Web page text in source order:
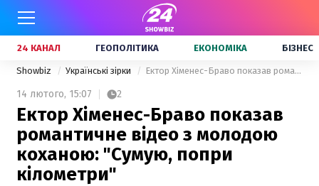
24 КАНАЛ ГЕОПОЛІТИКА ЕКОНОМІКА БІЗНЕС
Showbiz Українські зірки Ектор Хіменес-Браво показав романтичне відео з молодою коханою: "Сумую, попри кілометри"
14 лютого, 15:07 2
Ектор Хіменес-Браво показав
романтичне відео з молодою
коханою: "Сумую, попри
кілометри"